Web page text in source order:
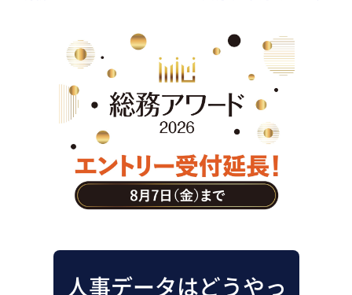
リスクマネジメント・BCP
社外・社内広報
社外・社内コミュニケーション活性化
FM・オフィス移転
CSR・SDGs
テクノロジー活用・DX
助成金・補助金・コスト削減
アウトソーシング・BPO
調査・レポート
人事データはどうやっ